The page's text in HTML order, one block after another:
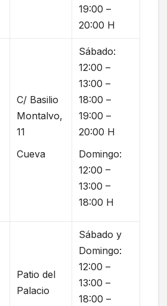
19:00 –
20:00 H
C/ Basilio
Montalvo,
11
Cueva
Sábado:
12:00 –
13:00 –
18:00 –
19:00 –
20:00 H
Domingo:
12:00 –
13:00 –
18:00 H
Patio del
Palacio
Sábado y
Domingo:
12:00 –
13:00 –
18:00 –